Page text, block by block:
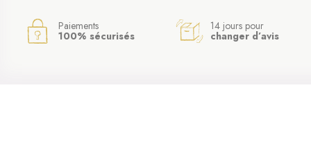
Paiements
100% sécurisés
14 jours pour
changer d’avis